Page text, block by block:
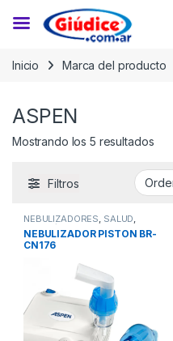
Inicio Marca del producto
ASPEN
Mostrando los 5 resultados
Filtros
NEBULIZADORES, SALUD,
SALUD/BELLEZA
SALUD/BELLEZA/FITNESS
NEBULIZADOR PISTON BR-
CN176